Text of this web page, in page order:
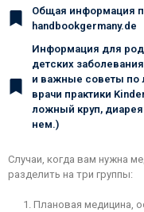
Общая информация
handbookgermany.de
Информация для
детских
и важные советы по
врачи практики
ложный круп, диарея
нем.)
Случаи, когда вам нужна
разделить на три группы:
Плановая медицина,